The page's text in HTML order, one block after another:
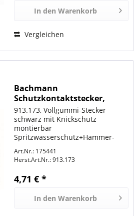
In den Warenkorb
Vergleichen
Bachmann
Schutzkontaktstecker,
Vollgummistecker schwarz
913.173, Vollgummi-Stecker
schwarz mit Knickschutz
montierbar
Spritzwasserschutz+Hammer-
F 3G2,5mm²
Art.Nr.: 175441
Herst.Art.Nr.:913.173
4,71 € *
In den Warenkorb